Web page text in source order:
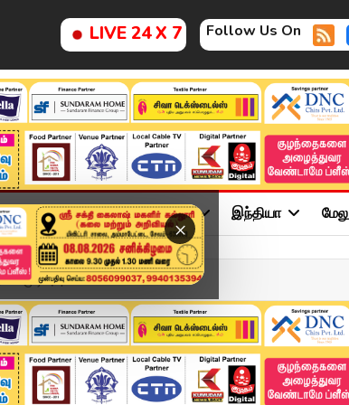
LIVE 24 X 7 Follow Us On
×
அரசியல் விளையாட்டு இந்தியா
முடிவு! | ...